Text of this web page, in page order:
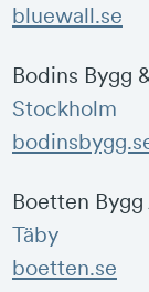
bluewall.se
Bodins Bygg
Stockholm
Boetten Bygg
Täby
boetten.se